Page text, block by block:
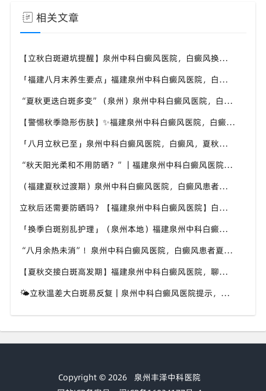
相关文章
【立秋白斑避坑提醒】泉州中科白癜风医院，白癜风换季养护，避开误区少走弯路
「福建八月末养生要点」福建泉州中科白癜风医院，白癜风，合理运动助力身体状态
“夏秋更迭白斑多变”（泉州）泉州中科白癜风医院，白癜风，早留意皮肤异常变化
【警惕秋季隐形伤肤】✨福建泉州中科白癜风医院，白癜风，秋风也会给皮肤带来刺激
「八月立秋已至」泉州中科白癜风医院，白癜风，夏秋交替做好养护，助力白斑维稳
“秋天阳光柔和不用防晒？”｜福建泉州中科白癜风医院，白癜风这个想法是错误的
（福建夏秋过渡期）泉州中科白癜风医院，白癜风患者，不要随意更换外用护肤产品
立秋后还需要防晒吗？【福建泉州中科白癜风医院】白癜风人群夏秋防晒切勿直接摆烂
「换季白斑别乱护理」（泉州本地）福建泉州中科白癜风医院，教你平稳度过夏秋转换时节
“八月余热未消”！泉州中科白癜风医院，白癜风患者夏秋交替，这几件事要记牢
【夏秋交接白斑高发期】福建泉州中科白癜风医院，聊聊入秋后白癜风该如何科学照料
🌤立秋温差大白斑易反复｜泉州中科白癜风医院提示，换季时期白斑养护千万别松懈
Copyright © 2026 泉州丰泽中科医院